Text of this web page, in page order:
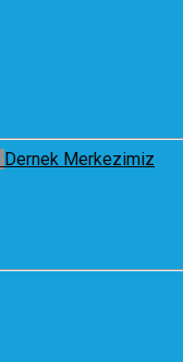
Dernek Merkezimiz